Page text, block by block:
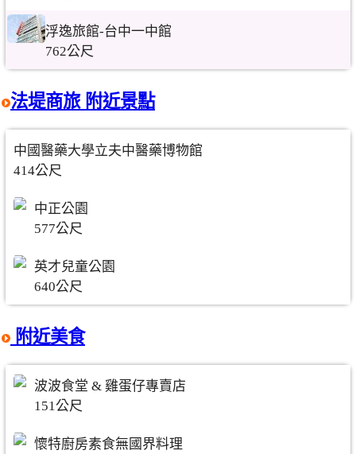
浮逸旅館-台中一中館
762公尺
法堤商旅 附近景點
中國醫藥大學立夫中醫藥博物館
414公尺
中正公園
577公尺
英才兒童公園
640公尺
附近美食
波波食堂 & 雞蛋仔專賣店
151公尺
懷特廚房素食無國界料理